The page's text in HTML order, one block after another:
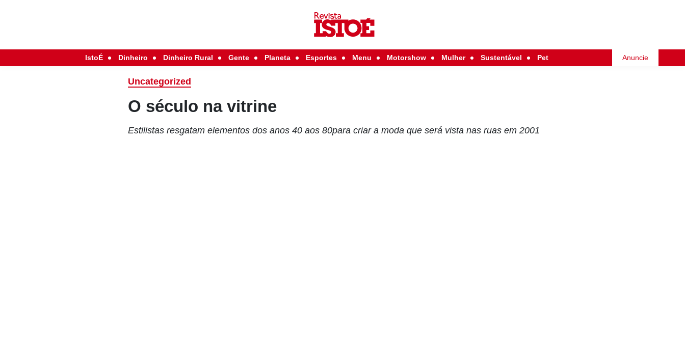
IstoÉ Dinheiro Dinheiro Rural Gente Planeta Esportes Menu Motorshow Mulher Sustentável Pet Anuncie
Uncategorized
O século na vitrine
Estilistas resgatam elementos dos anos 40 aos 80para criar a moda que será vista nas ruas em 2001